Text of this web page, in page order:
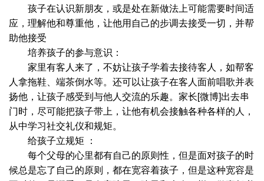
孩子在认识新朋友，或是处在新做法上可能需要时间适
应，理解他和尊重他，让他用自己的步调去接受一切，并帮
助他接受
培养孩子的参与意识：
家里有客人来了，不妨让孩子学着去接待客人，如帮客
人拿拖鞋、端茶倒水等。还可以让孩子在客人面前唱歌并表
扬他，让孩子感受到与他人交流的乐趣。家长[微博]出去串
门时，尽可能把孩子带上，让他有机会接触各种各样的人，
从中学习社交礼仪和规矩。
给孩子立规矩 ：
每个父母的心里都有自己的原则性，但是面对孩子的时
候总是忘了自己的原则，都在宽容着孩子，但是这种宽容是